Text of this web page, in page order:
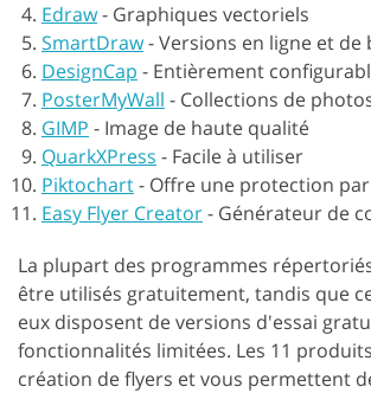
Edraw- Graphiques vectoriels
SmartDraw-Versions en ligne et de
DesignCap - Entièrement
PosterMyWall - Collections de
GIMP - Image de haute qualité
QuarkXPress - Facile à utiliser
Piktochart- Offre une protection
Easy Flyer Creator- Générateur de
La plupart des programmes
être utilisés gratuitement, tandis que
eux disposent de versions d'essai
fonctionnalités limitées. Les 11
création de flyers et vous permettent